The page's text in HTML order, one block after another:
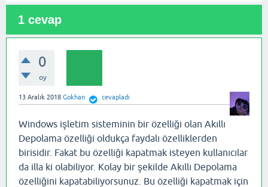
1 cevap
0
oy
13 Aralık 2018 Gokhan cevapladı
Windows işletim sisteminin bir özelliği olan Akıllı
Depolama özelliği oldukça faydalı özelliklerden
birisidir. Fakat bu özelliği kapatmak isteyen kullanıcılar
da illa ki olabiliyor. Kolay bir şekilde Akıllı Depolama
özelliğini kapatabiliyorsunuz. Bu özelliği kapatmak için